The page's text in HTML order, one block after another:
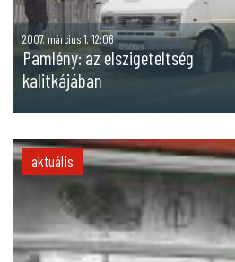
2007. március 1. 12:06
Pamlény: az elszigeteltség
kalitkájában
aktuális